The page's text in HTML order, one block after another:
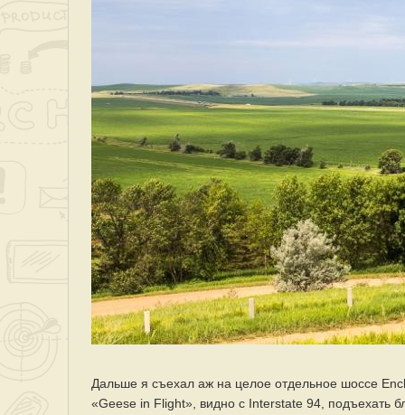
Дальше я съехал аж на целое отдельное шоссе
«Geese in Flight», видно с Interstate 94, подъехать